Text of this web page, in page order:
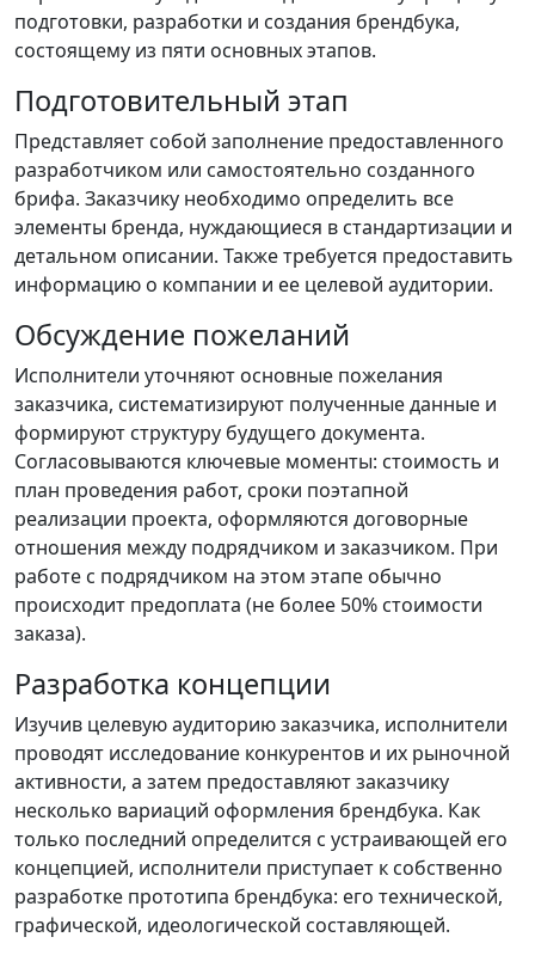
подготовки, разработки и создания брендбука,
состоящему из пяти основных этапов.
Подготовительный этап
Представляет собой заполнение предоставленного
разработчиком или самостоятельно созданного
брифа. Заказчику необходимо определить все
элементы бренда, нуждающиеся в стандартизации и
детальном описании. Также требуется предоставить
информацию о компании и ее целевой аудитории.
Обсуждение пожеланий
Исполнители уточняют основные пожелания
заказчика, систематизируют полученные данные и
формируют структуру будущего документа.
Согласовываются ключевые моменты: стоимость и
план проведения работ, сроки поэтапной
реализации проекта, оформляются договорные
отношения между подрядчиком и заказчиком. При
работе с подрядчиком на этом этапе обычно
происходит предоплата (не более 50% стоимости
заказа).
Разработка концепции
Изучив целевую аудиторию заказчика, исполнители
проводят исследование конкурентов и их рыночной
активности, а затем предоставляют заказчику
несколько вариаций оформления брендбука. Как
только последний определится с устраивающей его
концепцией, исполнители приступает к собственно
разработке прототипа брендбука: его технической,
графической, идеологической составляющей.